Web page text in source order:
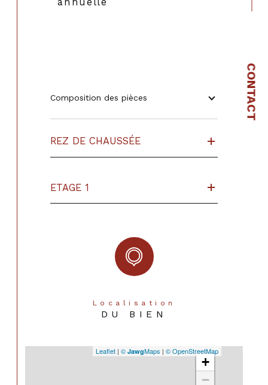
CONTACT
annuelle
Composition des pièces
REZ DE CHAUSSÉE
ETAGE 1
Localisation
DU BIEN
+
−
Leaflet | © JawgMaps | © OpenStreetMap